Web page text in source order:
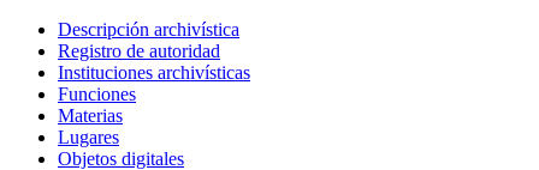
Descripción archivística
Registro de autoridad
Instituciones archivísticas
Funciones
Materias
Lugares
Objetos digitales